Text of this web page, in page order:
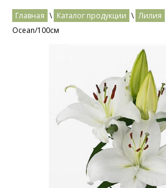
Главная \ Каталог продукции \ Лилия
Ocean/100см